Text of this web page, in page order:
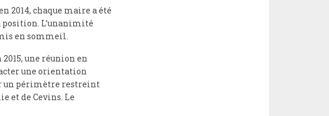
2014, chaque maire a été
position. L’unanimité
en sommeil.
une réunion en
une orientation
un périmètre restreint
et de Cevins. Le